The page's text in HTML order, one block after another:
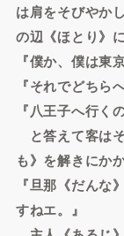
は肩をそびやか
の辺《ほとり》
『僕か、僕は東
『それでどちら
『八王子へ行く
と答えて客は
も》を解きにか
『旦那《だんな
すねエ。』